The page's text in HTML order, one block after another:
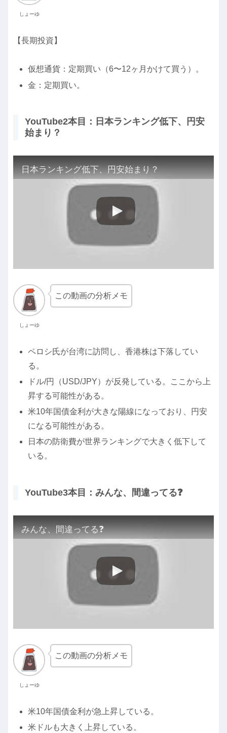
しょーゆ
【長期投資】
仮想通貨：定期買い（6〜12ヶ月かけて買う）。
金：定期買い。
YouTube2本目：日本ランキング低下、円安
始まり？
日本ランキング低下、円安始まり？
しょーゆ
この動画の分析メモ
ペロシ氏が台湾に訪問し、香港株は下落してい
る。
ドル/円（USD/JPY）が反発している。ここから上
昇する可能性がある。
米10年国債金利が大きな陽線になっており、円安
になる可能性がある。
日本の防衛費が世界ランキングで大きく低下して
いる。
YouTube3本目：みんな、間違ってる❓
みんな、間違ってる❓
しょーゆ
この動画の分析メモ
米10年国債金利が急上昇している。
米ドルも大きく上昇している。